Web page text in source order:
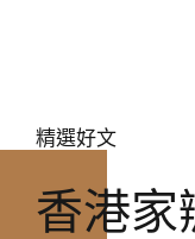
精選好文
香港家